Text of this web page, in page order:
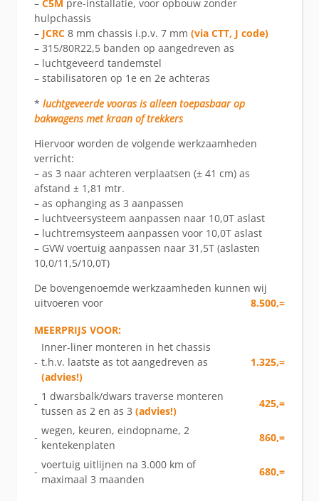
– C5M pre-installatie, voor opbouw zonder
hulpchassis
– JCRC 8 mm chassis i.p.v. 7 mm (via CTT, J code)
– 315/80R22,5 banden op aangedreven as
– luchtgeveerd tandemstel
– stabilisatoren op 1e en 2e achteras
* luchtgeveerde vooras is alleen toepasbaar op
bakwagens met kraan of trekkers
Hiervoor worden de volgende werkzaamheden
verricht:
– as 3 naar achteren verplaatsen (± 41 cm) as
afstand ± 1,81 mtr.
– as ophanging as 3 aanpassen
– luchtveersysteem aanpassen naar 10,0T aslast
– luchtremsysteem aanpassen voor 10,0T aslast
– GVW voertuig aanpassen naar 31,5T (aslasten
10,0/11,5/10,0T)
De bovengenoemde werkzaamheden kunnen wij
uitvoeren voor
8.500,=
MEERPRIJS VOOR:
-
Inner-liner monteren in het chassis
t.h.v. laatste as tot aangedreven as
(advies!)
1.325,=
-
1 dwarsbalk/dwars traverse monteren
tussen as 2 en as 3 (advies!)
425,=
-
wegen, keuren, eindopname, 2
kentekenplaten
860,=
-
voertuig uitlijnen na 3.000 km of
maximaal 3 maanden
680,=